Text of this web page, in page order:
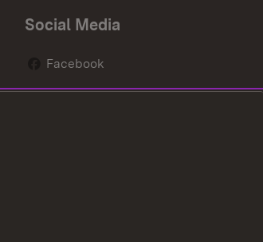
Social Media
Facebook